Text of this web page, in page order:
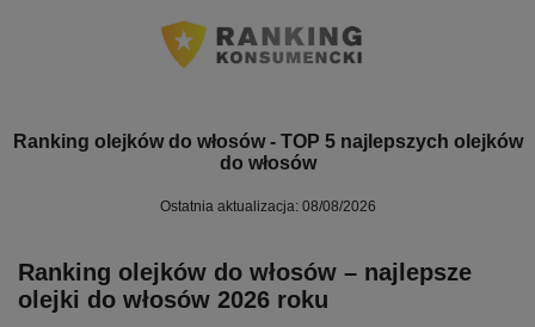
Ranking olejków do włosów - TOP 5 najlepszych olejków
do włosów
Ostatnia aktualizacja: 08/08/2026
Ranking olejków do włosów – najlepsze
olejki do włosów 2026 roku